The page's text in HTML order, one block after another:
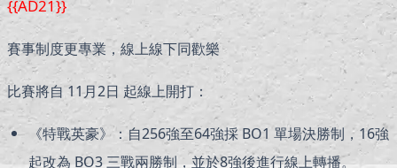
{{AD21}}
賽事制度更專業，線上線下同歡樂
比賽將自 11月2日 起線上開打：
《特戰英豪》：自256強至64強採 BO1 單場決勝制，16強
起改為 BO3 三戰兩勝制，並於8強後進行線上轉播。